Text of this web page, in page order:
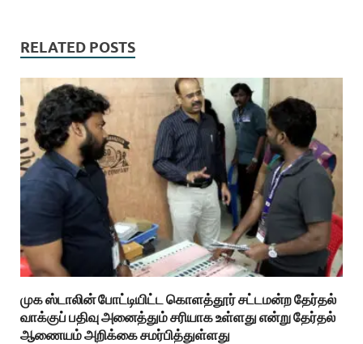
RELATED POSTS
முக ஸ்டாலின் போட்டியிட்ட கொளத்தூர் சட்டமன்ற தேர்தல்
வாக்குப் பதிவு அனைத்தும் சரியாக உள்ளது என்று தேர்தல்
ஆணையம் அறிக்கை சமர்பித்துள்ளது